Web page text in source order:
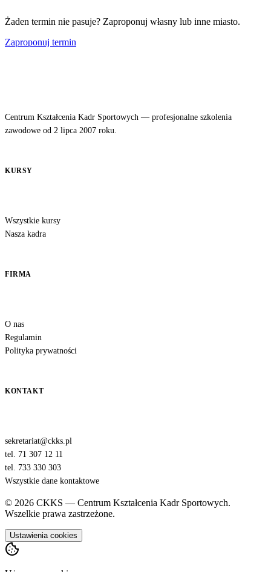
Żaden termin nie pasuje? Zaproponuj własny lub inne miasto.
Zaproponuj termin
Centrum Kształcenia Kadr Sportowych — profesjonalne szkolenia
zawodowe od 2 lipca 2007 roku.
KURSY
Wszystkie kursy
Nasza kadra
FIRMA
O nas
Regulamin
Polityka prywatności
KONTAKT
sekretariat@ckks.pl
tel. 71 307 12 11
tel. 733 330 303
Wszystkie dane kontaktowe
© 2026 CKKS — Centrum Kształcenia Kadr Sportowych.
Wszelkie prawa zastrzeżone.
Ustawienia cookies